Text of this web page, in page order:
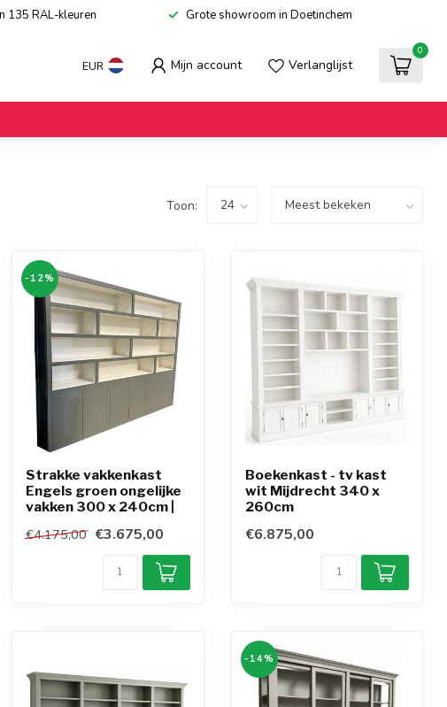
135 RAL-kleuren Grote showroom in Doetinchem
EUR Mijn account Verlanglijst
0
Toon:
-12%
Strakke vakkenkast
Engels groen ongelijke
vakken 300 x 240cm |
€4.175,00 €3.675,00
Boekenkast - tv kast
wit Mijdrecht 340 x
260cm
€6.875,00
-14%